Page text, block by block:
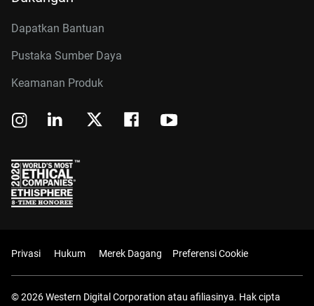
Dapatkan Bantuan
Pustaka Sumber Daya
Keamanan Produk
Privasi Hukum Merek Dagang Preferensi Cookie
© 2026 Western Digital Corporation atau afiliasinya. Hak cipta